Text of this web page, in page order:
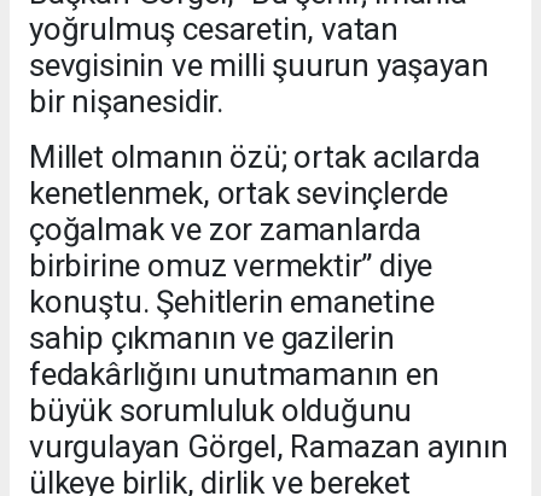
yoğrulmuş cesaretin, vatan
sevgisinin ve milli şuurun yaşayan
bir nişanesidir.
Millet olmanın özü; ortak acılarda
kenetlenmek, ortak sevinçlerde
çoğalmak ve zor zamanlarda
birbirine omuz vermektir” diye
konuştu. Şehitlerin emanetine
sahip çıkmanın ve gazilerin
fedakârlığını unutmamanın en
büyük sorumluluk olduğunu
vurgulayan Görgel, Ramazan ayının
ülkeye birlik, dirlik ve bereket